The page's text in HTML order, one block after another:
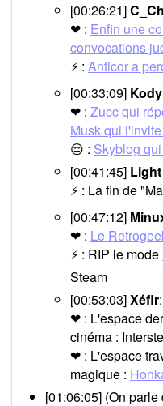
[00:26:21]
❤ : Enfin une
convocations
⚡ : Anticor a
[00:33:09] Kody
❤ : Zucc qui
Musk qui
😔 : Skyblog
[00:41:45]
⚡ : La fin de
[00:47:12]
❤ : Le
⚡ : RIP le mode
Steam
[00:53:03]Xéfir:
❤ : L'espace
cinéma :
❤ : L'espace
magique :
[01:06:05] (On